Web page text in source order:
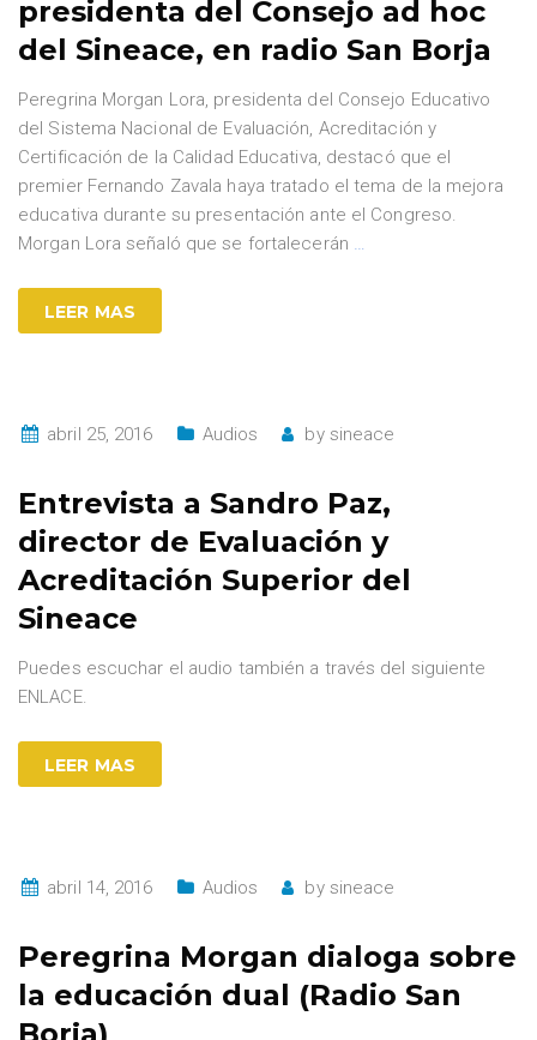
presidenta del Consejo ad hoc
del Sineace, en radio San Borja
Peregrina Morgan Lora, presidenta del Consejo Educativo
del Sistema Nacional de Evaluación, Acreditación y
Certificación de la Calidad Educativa, destacó que el
premier Fernando Zavala haya tratado el tema de la mejora
educativa durante su presentación ante el Congreso.
Morgan Lora señaló que se fortalecerán …
LEER MAS
abril 25, 2016 Audios by sineace
Entrevista a Sandro Paz,
director de Evaluación y
Acreditación Superior del
Sineace
Puedes escuchar el audio también a través del siguiente
ENLACE.
LEER MAS
abril 14, 2016 Audios by sineace
Peregrina Morgan dialoga sobre
la educación dual (Radio San